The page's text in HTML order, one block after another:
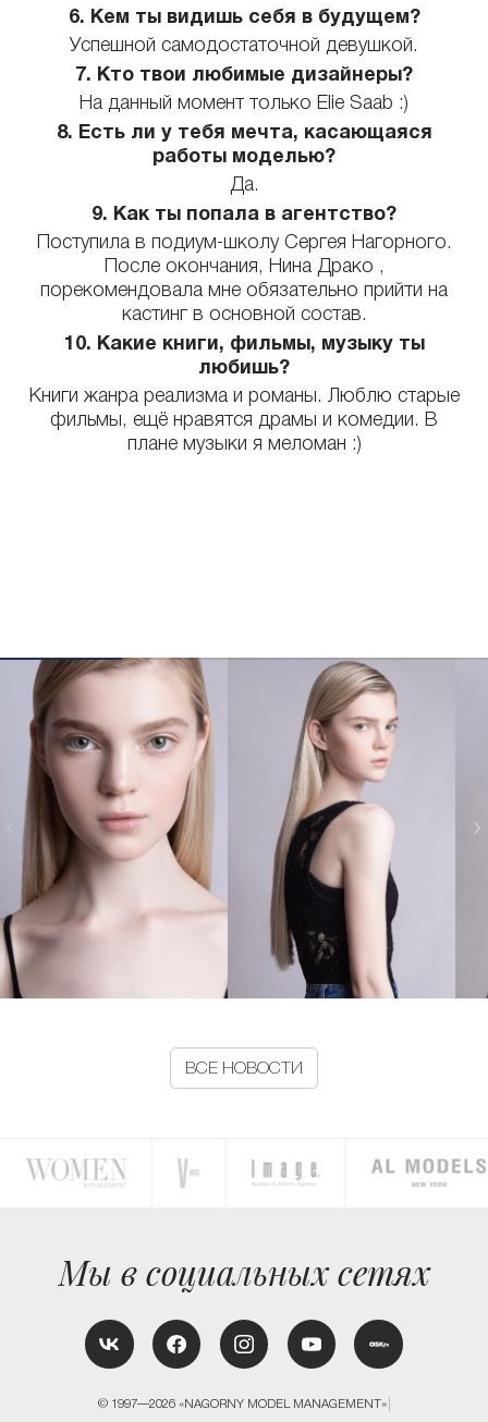
6. Кем ты видишь себя в будущем?
Успешной самодостаточной девушкой.
7. Кто твои любимые дизайнеры?
На данный момент только Elie Saab :)
8. Есть ли у тебя мечта, касающаяся
работы моделью?
Да.
9. Как ты попала в агентство?
Поступила в подиум-школу Сергея Нагорного.
После окончания, Нина Драко ,
порекомендовала мне обязательно прийти на
кастинг в основной состав.
10. Какие книги, фильмы, музыку ты
любишь?
Книги жанра реализма и романы. Люблю старые
фильмы, ещё нравятся драмы и комедии. В
плане музыки я меломан :)
ВСЕ НОВОСТИ
Мы в социальных сетях
© 1997—2026 «NAGORNY MODEL MANAGEMENT»